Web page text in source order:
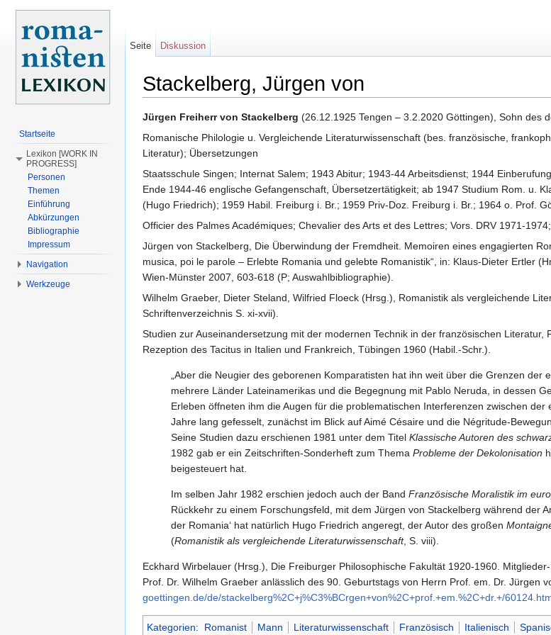
Stackelberg, Jürgen von
Jürgen Freiherr von Stackelberg (26.12.1925 Tengen – 3.2.2020 Göttingen), Sohn des
Romanische Philologie u. Vergleichende Literaturwissenschaft (bes. französische,
Literatur); Übersetzungen
Staatsschule Singen; Internat Salem; 1943 Abitur; 1943-44 Arbeitsdienst; 1944
Ende 1944-46 englische Gefangenschaft, Übersetzertätigkeit; ab 1947 Studium Rom. u.
(Hugo Friedrich); 1959 Habil. Freiburg i. Br.; 1959 Priv-Doz. Freiburg i. Br.; 1964 o. Prof.
Officier des Palmes Académiques; Chevalier des Arts et des Lettres; Vors. DRV 1971-
Jürgen von Stackelberg, Die Überwindung der Fremdheit. Memoiren eines engagierten
musica, poi le parole – Erlebte Romania und gelebte Romanistik“, in: Klaus-Dieter Ertler
Wien-Münster 2007, 603-618 (P; Auswahlbibliographie).
Wilhelm Graeber, Dieter Steland, Wilfried Floeck (Hrsg.), Romanistik als vergleichende
Schriftenverzeichnis S. xi-xvii).
Studien zur Auseinandersetzung mit der modernen Technik in der französischen
Rezeption des Tacitus in Italien und Frankreich, Tübingen 1960 (Habil.-Schr.).
„Aber die Neugier des geborenen Komparatisten hat ihn weit über die Grenzen
mehrere Länder Lateinamerikas und die Begegnung mit Pablo Neruda, in dessen
Erleben öffneten ihm die Augen für die problematischen Interferenzen zwischen
Jahre lang gefesselt, zunächst im Blick auf Aimé Césaire und die Négritude-
Seine Studien dazu erschienen 1981 unter dem Titel Klassische Autoren des
1982 gab er ein Zeitschriften-Sonderheft zum Thema Probleme der Dekolonisation
beigesteuert hat.
Im selben Jahr 1982 erschien jedoch auch der Band Französische Moralistik im
Rückkehr zu einem Forschungsfeld, mit dem Jürgen von Stackelberg während der
der Romania‘ hat natürlich Hugo Friedrich angeregt, der Autor des großen
(Romanistik als vergleichende Literaturwissenschaft, S. viii).
Eckhard Wirbelauer (Hrsg.), Die Freiburger Philosophische Fakultät 1920-1960.
Prof. Dr. Wilhelm Graeber anlässlich des 90. Geburtstags von Herrn Prof. em. Dr. Jürgen
goettingen.de/de/stackelberg%2C+j%C3%BCrgen+von%2C+prof.+em.%2C+dr.+/
Kategorien: Romanist Mann Literaturwissenschaft Französisch Italienisch
Seite Diskussion
Startseite
Lexikon [WORK IN
PROGRESS]
Personen
Themen
Einführung
Abkürzungen
Bibliographie
Impressum
Navigation
Werkzeuge